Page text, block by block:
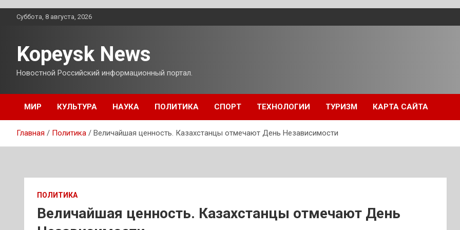
ПерейтиСуббота, 8 августа, 2026
Kopeysk News
Новостной Российский информационный портал.
МИР КУЛЬТУРА НАУКА ПОЛИТИКА СПОРТ ТЕХНОЛОГИИ ТУРИЗМ КАРТА САЙТА
Главная Политика Величайшая ценность. Казахстанцы отмечают День Независимости
ПОЛИТИКА
Величайшая ценность. Казахстанцы отмечают День